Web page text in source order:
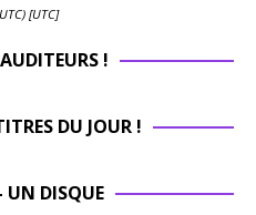
[UTC]
!
DU JOUR !
UN DISQUE